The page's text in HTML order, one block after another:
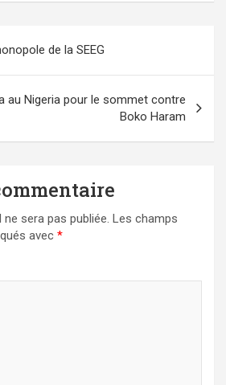
de la SEEG
au Nigeria pour le sommet contre
Boko Haram
sera pas publiée. Les champs
avec *